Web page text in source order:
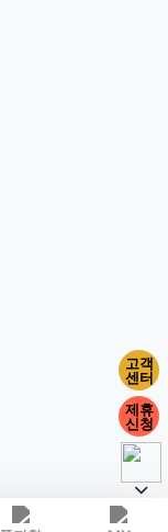
고객
센터
제휴
신청